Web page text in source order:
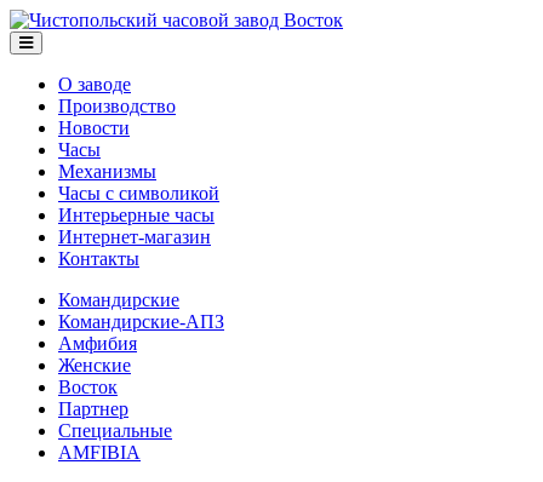
О заводе
Производство
Новости
Часы
Механизмы
Часы с символикой
Интерьерные часы
Интернет-магазин
Контакты
Командирские
Командирские-АПЗ
Амфибия
Женские
Восток
Партнер
Специальные
AMFIBIA